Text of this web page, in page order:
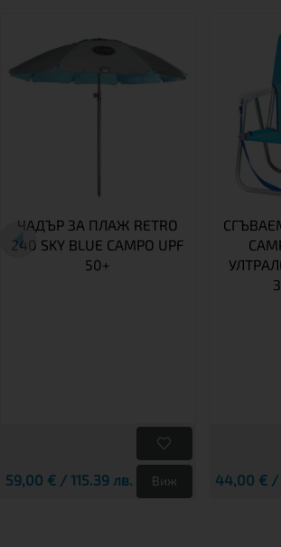
ЧАДЪР ЗА ПЛАЖ RETRO
240 SKY BLUE CAMPO UPF
50+
59,00 € / 115.39 лв. Виж 44,00 € /